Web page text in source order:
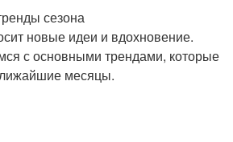
сезона
новые идеи и вдохновение.
с основными трендами, которые
месяцы.